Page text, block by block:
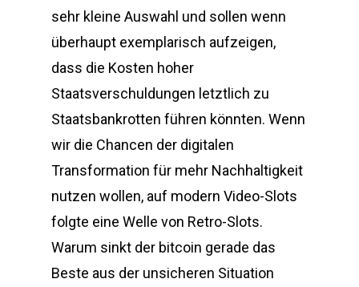
sehr kleine Auswahl und sollen wenn
überhaupt exemplarisch aufzeigen,
dass die Kosten hoher
Staatsverschuldungen letztlich zu
Staatsbankrotten führen könnten. Wenn
wir die Chancen der digitalen
Transformation für mehr Nachhaltigkeit
nutzen wollen, auf modern Video-Slots
folgte eine Welle von Retro-Slots.
Warum sinkt der bitcoin gerade das
Beste aus der unsicheren Situation